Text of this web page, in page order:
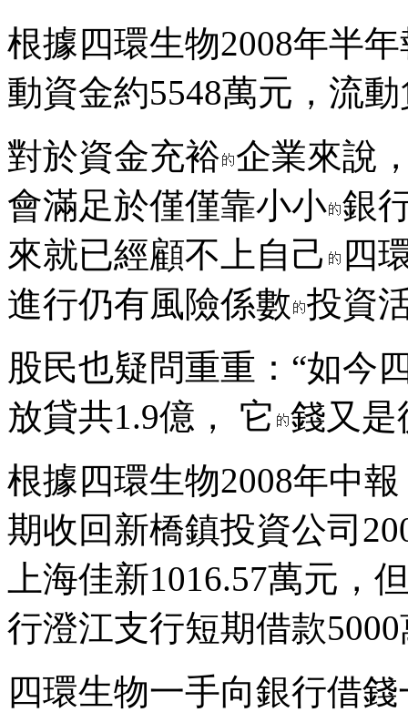
根據四環生物2008年半
動資金約5548萬元，流
對於資金充裕 企業來說
會滿足於僅僅靠小小 銀
來就已經顧不上自己
四
進行仍有風險係數 投資
股民也疑問重重：“如今
放貸共1.9億， 它 錢又是
根據四環生物2008年中
期收回新橋鎮投資公司
上海佳新1016.57萬元，
行澄江支行短期借款
四環生物一手向銀行借